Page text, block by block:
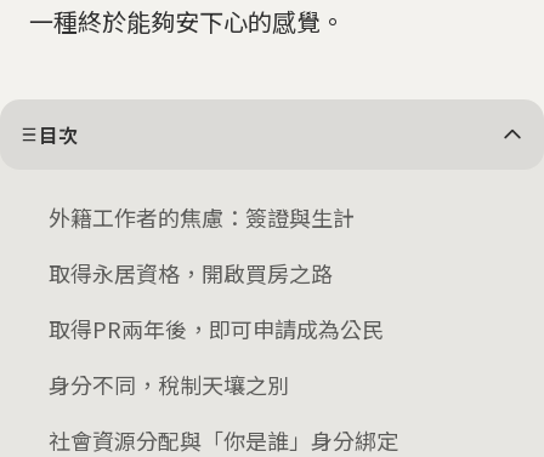
一種終於能夠安下心的感覺。
目次
外籍工作者的焦慮：簽證與生計
取得永居資格，開啟買房之路
取得PR兩年後，即可申請成為公民
身分不同，稅制天壤之別
社會資源分配與「你是誰」身分綁定